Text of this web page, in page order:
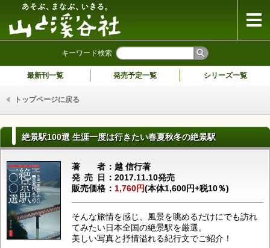
キーワード検索
最新刊一覧 発売予定一覧 シリーズ一覧
トップページに戻る
絶景駅100選 生涯一度は行きたい春夏秋冬の絶景駅
著者越 信行著
発売日 2017.11.10発売
販売価格
1,760円(本体1,600円+税10％)
そんな旅情を感じ、風景を眺めるだけにでも訪れ
てみたい日本全国の絶景駅を厳選。
美しい写真と抒情溢れる紀行文でご紹介！